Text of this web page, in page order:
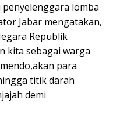
penyelenggara lomba
Jabar mengatakan,
Republik
kita sebagai warga
para
titik darah
demi